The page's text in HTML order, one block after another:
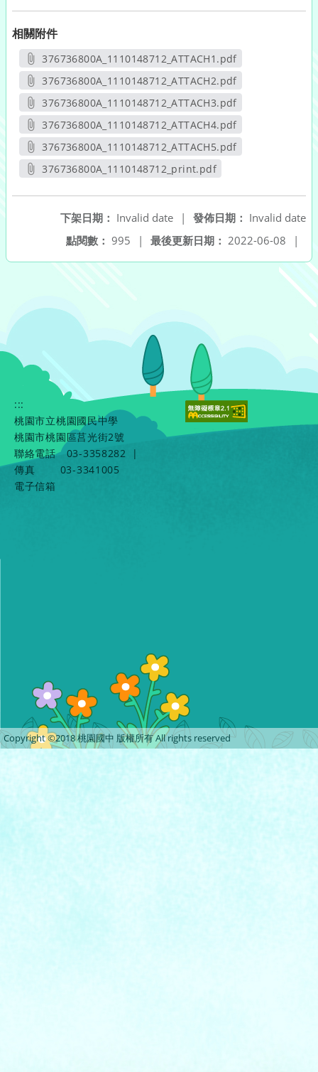
相關附件
376736800A_1110148712_ATTACH1.pdf
另開新視窗
376736800A_1110148712_ATTACH2.pdf
另開新視窗
376736800A_1110148712_ATTACH3.pdf
另開新視窗
376736800A_1110148712_ATTACH4.pdf
另開新視窗
376736800A_1110148712_ATTACH5.pdf
另開新視窗
376736800A_1110148712_print.pdf
發佈日期： Invalid date
下架日期： Invalid date
|
最後更新日期： 2022-06-08 |
點閱數： 995 |
:::
桃園市立桃園國民中學
桃園市桃園區莒光街2號
聯絡電話
03-3358282
|
傳真
03-3341005
電子信箱
Copyright ©2018 桃園國中 版權所有 All rights reserved